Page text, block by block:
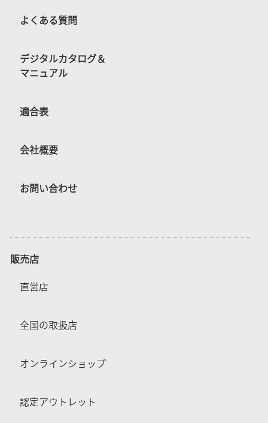
よくある質問
デジタルカタログ＆
マニュアル
適合表
会社概要
お問い合わせ
販売店
直営店
全国の取扱店
オンラインショップ
認定アウトレット